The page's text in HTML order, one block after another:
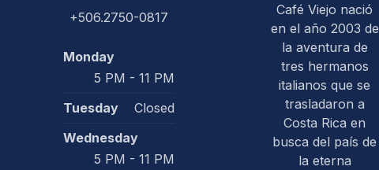
+506.2750-0817
Monday
5 PM - 11 PM
Tuesday
Closed
Wednesday
5 PM - 11 PM
Café Viejo nació
en el año 2003 de
la aventura de
tres hermanos
italianos que se
trasladaron a
Costa Rica en
busca del país de
la eterna